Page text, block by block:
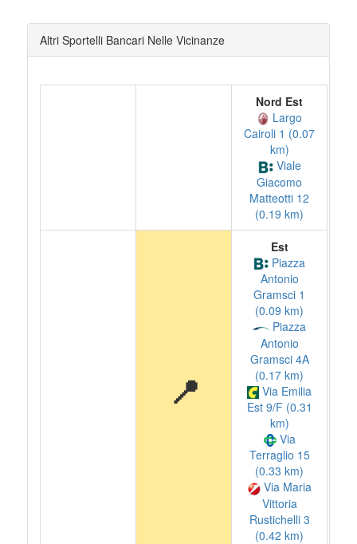
Altri Sportelli Bancari Nelle Vicinanze
Nord Est
Largo
Cairoli 1 (0.07
km)
Viale
Giacomo
Matteotti 12
(0.19 km)
📍
Est
Piazza
Antonio
Gramsci 1
(0.09 km)
Piazza
Antonio
Gramsci 4A
(0.17 km)
Via Emilia
Est 9/F (0.31
km)
Via
Terraglio 15
(0.33 km)
Via Maria
Vittoria
Rustichelli 3
(0.42 km)